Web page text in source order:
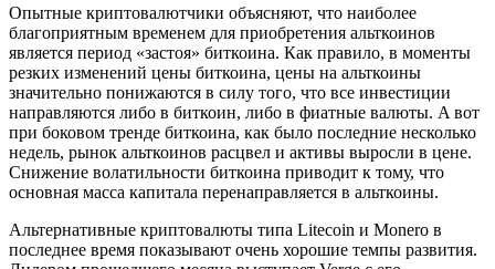
Опытные криптовалютчики объясняют, что наиболее
благоприятным временем для приобретения альткоинов
является период «застоя» биткоина. Как правило, в моменты
резких изменений цены биткоина, цены на альткоины
значительно понижаются в силу того, что все инвестиции
направляются либо в биткоин, либо в фиатные валюты. A вот
при боковом тренде биткоина, как было последние несколько
недель, рынок альткоинов расцвел и активы выросли в цене.
Снижение волатильности биткоина приводит к тому, что
основная масса капитала перенаправляется в альткоины.
Альтернативные криптовалюты типа Litecoin и Monero в
последнее время показывают очень хорошие темпы развития.